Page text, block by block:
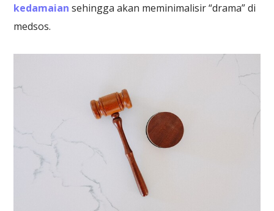
kedamaian sehingga akan meminimalisir “drama” di
medsos.